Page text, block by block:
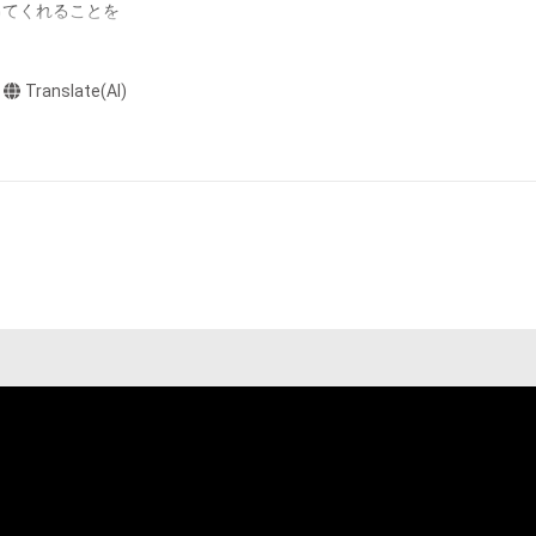
book" is
will be
They
Adam, Inc.
GMO Adam,
ムの保有者が有
のある行為
発生したもの
権利者またはそ
のとします。
てくれることを
ていただける
た『神の雫』
Translate(AI)